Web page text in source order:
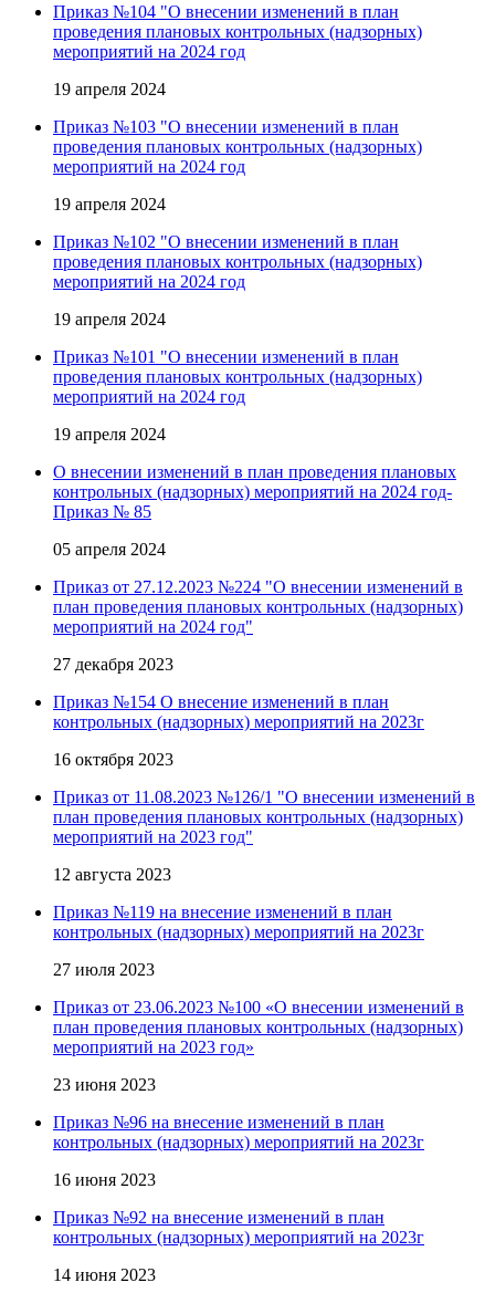
Приказ №104 "О внесении изменений в план
проведения плановых контрольных (надзорных)
мероприятий на 2024 год
19 апреля 2024
Приказ №103 "О внесении изменений в план
проведения плановых контрольных (надзорных)
мероприятий на 2024 год
19 апреля 2024
Приказ №102 "О внесении изменений в план
проведения плановых контрольных (надзорных)
мероприятий на 2024 год
19 апреля 2024
Приказ №101 "О внесении изменений в план
проведения плановых контрольных (надзорных)
мероприятий на 2024 год
19 апреля 2024
О внесении изменений в план проведения плановых
контрольных (надзорных) мероприятий на 2024 год-
Приказ № 85
05 апреля 2024
Приказ от 27.12.2023 №224 "О внесении изменений в
план проведения плановых контрольных (надзорных)
мероприятий на 2024 год"
27 декабря 2023
Приказ №154 О внесение изменений в план
контрольных (надзорных) мероприятий на 2023г
16 октября 2023
Приказ от 11.08.2023 №126/1 "О внесении изменений в
план проведения плановых контрольных (надзорных)
мероприятий на 2023 год"
12 августа 2023
Приказ №119 на внесение изменений в план
контрольных (надзорных) мероприятий на 2023г
27 июля 2023
Приказ от 23.06.2023 №100 «О внесении изменений в
план проведения плановых контрольных (надзорных)
мероприятий на 2023 год»
23 июня 2023
Приказ №96 на внесение изменений в план
контрольных (надзорных) мероприятий на 2023г
16 июня 2023
Приказ №92 на внесение изменений в план
контрольных (надзорных) мероприятий на 2023г
14 июня 2023